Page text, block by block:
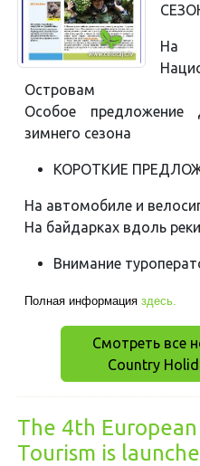
На
Островам
Особое предложение
зимнего сезона
КОРОТКИЕ
На автомобиле и
На байдарках вдоль реки
Внимание
Полная информация здесь.
Смотреть все
Country
The 4th
Tourism is